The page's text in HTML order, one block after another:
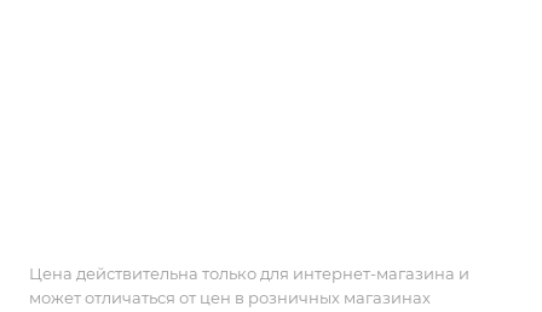
Цена действительна только для интернет-магазина и
может отличаться от цен в розничных магазинах